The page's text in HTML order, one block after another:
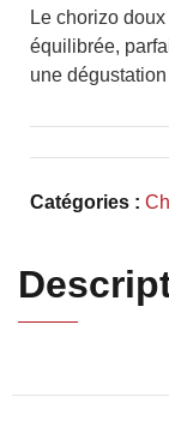
Le chorizo
équilibrée,
une dégustation
Catégories :